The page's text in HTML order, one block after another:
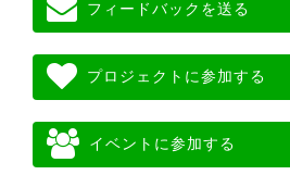
フィードバックを送る
プロジェクトに参加する
イベントに参加する